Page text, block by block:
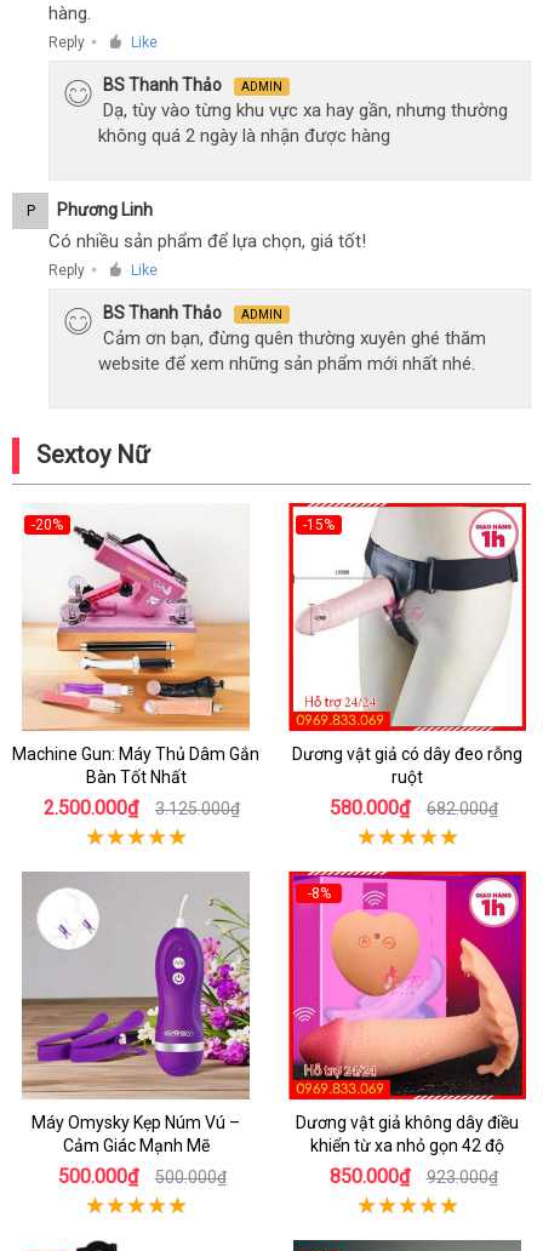
hàng.
Reply ● Like
BS Thanh Thảo ADMIN
Dạ, tùy vào từng khu vực xa hay gần, nhưng thường
không quá 2 ngày là nhận được hàng
P Phương Linh
Có nhiều sản phẩm để lựa chọn, giá tốt!
Reply ● Like
BS Thanh Thảo ADMIN
Cảm ơn bạn, đừng quên thường xuyên ghé thăm
website để xem những sản phẩm mới nhất nhé.
Sextoy Nữ
-20%
Machine Gun: Máy Thủ Dâm Gắn
Bàn Tốt Nhất
2.500.000₫ 3.125.000₫
-15%
Dương vật giả có dây đeo rỗng
ruột
580.000₫ 682.000₫
Máy Omysky Kẹp Núm Vú –
Cảm Giác Mạnh Mẽ
500.000₫ 500.000₫
-8%
Dương vật giả không dây điều
khiển từ xa nhỏ gọn 42 độ
850.000₫ 923.000₫